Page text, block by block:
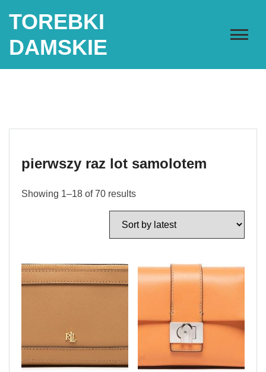
TOREBKI
DAMSKIE
pierwszy raz lot samolotem
Showing 1–18 of 70 results